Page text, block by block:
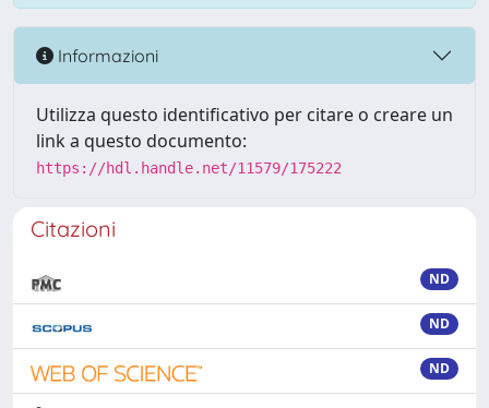
Informazioni
Utilizza questo identificativo per citare o creare un
link a questo documento:
https://hdl.handle.net/11579/175222
Citazioni
ND
ND
ND